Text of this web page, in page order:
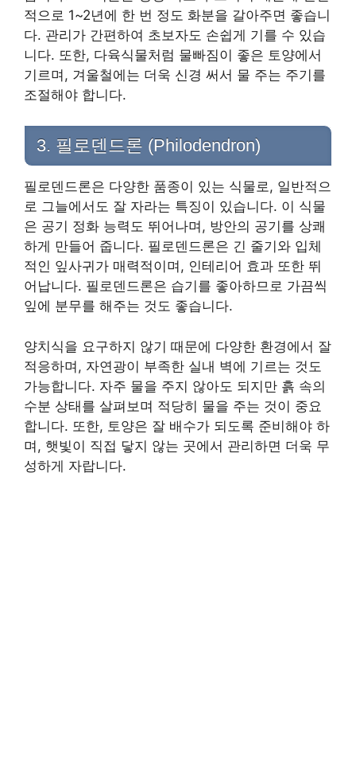
적으로 1~2년에 한 번 정도 화분을 갈아주면 좋습니
다. 관리가 간편하여 초보자도 손쉽게 기를 수 있습
니다. 또한, 다육식물처럼 물빠짐이 좋은 토양에서
기르며, 겨울철에는 더욱 신경 써서 물 주는 주기를
조절해야 합니다.
3. 필로덴드론 (Philodendron)
필로덴드론은 다양한 품종이 있는 식물로, 일반적으
로 그늘에서도 잘 자라는 특징이 있습니다. 이 식물
은 공기 정화 능력도 뛰어나며, 방안의 공기를 상쾌
하게 만들어 줍니다. 필로덴드론은 긴 줄기와 입체
적인 잎사귀가 매력적이며, 인테리어 효과 또한 뛰
어납니다. 필로덴드론은 습기를 좋아하므로 가끔씩
잎에 분무를 해주는 것도 좋습니다.
양치식을 요구하지 않기 때문에 다양한 환경에서 잘
적응하며, 자연광이 부족한 실내 벽에 기르는 것도
가능합니다. 자주 물을 주지 않아도 되지만 흙 속의
수분 상태를 살펴보며 적당히 물을 주는 것이 중요
합니다. 또한, 토양은 잘 배수가 되도록 준비해야 하
며, 햇빛이 직접 닿지 않는 곳에서 관리하면 더욱 무
성하게 자랍니다.